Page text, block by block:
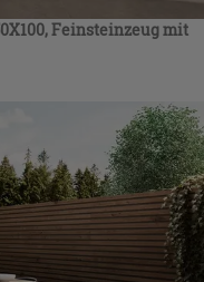
Feinsteinzeug mit